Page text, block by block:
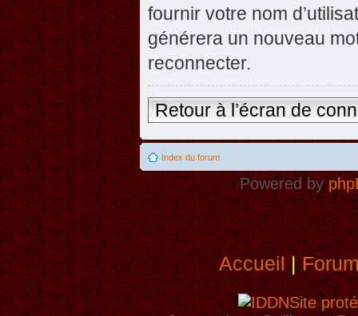
fournir votre nom
générera un nouveau
reconnecter.
Retour à l’écran de
Index du forum
Powered by
Accueil|
Site